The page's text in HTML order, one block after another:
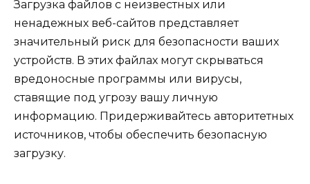
Загрузка файлов с неизвестных или
ненадежных веб-сайтов представляет
значительный риск для безопасности ваших
устройств. В этих файлах могут скрываться
вредоносные программы или вирусы,
ставящие под угрозу вашу личную
информацию. Придерживайтесь авторитетных
источников, чтобы обеспечить безопасную
загрузку.